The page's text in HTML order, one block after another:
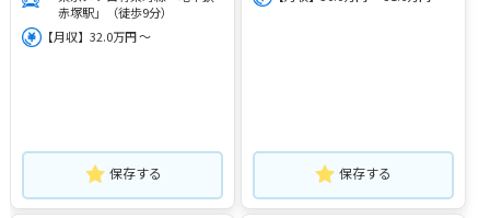
赤塚駅」（徒歩9分）
【月収】32.0万円 ～
保存する 保存する